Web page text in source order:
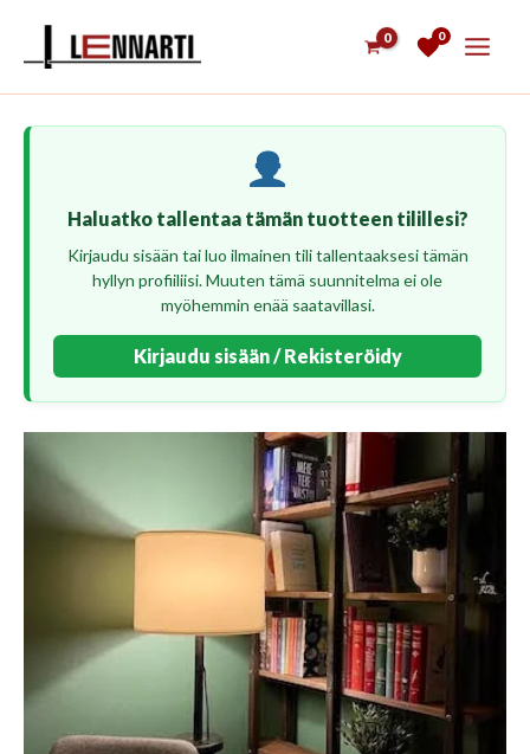
0
Haluatko tallentaa tämän tuotteen tilillesi?
Kirjaudu sisään tai luo ilmainen tili tallentaaksesi tämän
hyllyn profiiliisi. Muuten tämä suunnitelma ei ole
myöhemmin enää saatavillasi.
Kirjaudu sisään / Rekisteröidy